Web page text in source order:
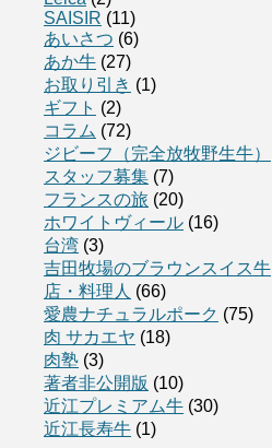
SAISIR (11)
あいさつ (6)
あか牛 (27)
お取り引き (1)
ギフト (2)
コラム (72)
ジビーフ（完全放牧野生牛）
スタッフ募集 (7)
フランスの旅 (20)
ホワイトヴィール (16)
台湾 (3)
吉田牧場のブラウンスイス牛
店・料理人 (66)
愛農ナチュラルポーク (75)
肉 サカエヤ (18)
肉塾 (3)
著者非公開版 (10)
近江プレミアム牛 (30)
近江長寿牛 (1)